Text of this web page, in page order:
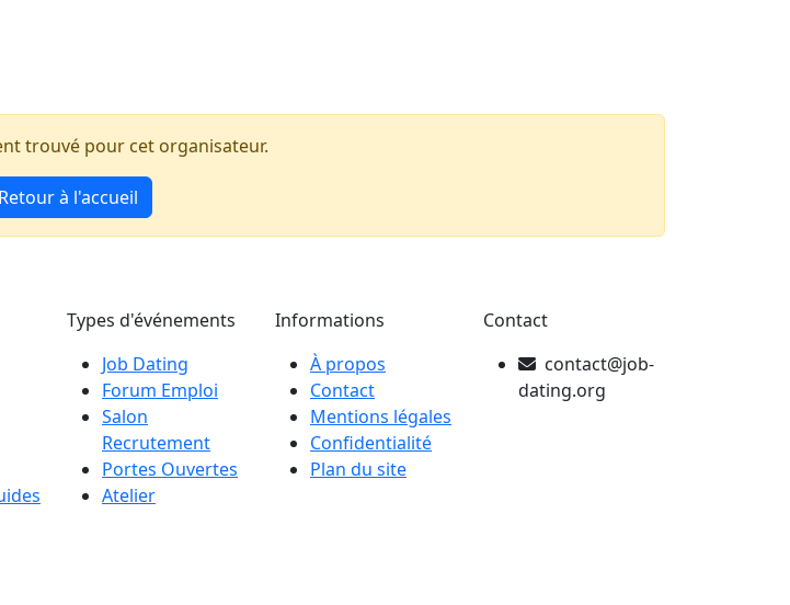
trouvé pour cet organisateur.
Retour à l'accueil
Types d'événements
Job Dating
Forum Emploi
Salon
Recrutement
Portes Ouvertes
Atelier
Informations
À propos
Contact
Mentions légales
Confidentialité
Plan du site
Contact
contact@job-
dating.org